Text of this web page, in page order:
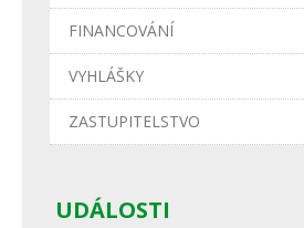
FINANCOVÁNÍ
VYHLÁŠKY
ZASTUPITELSTVO
UDÁLOSTI